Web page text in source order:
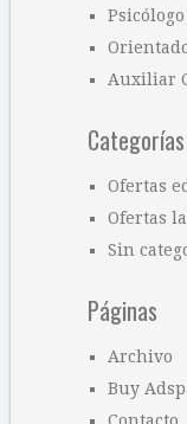
Auxiliar
Categorías
Ofertas
Ofertas
Sin
Páginas
Archivo
Buy
Contacto